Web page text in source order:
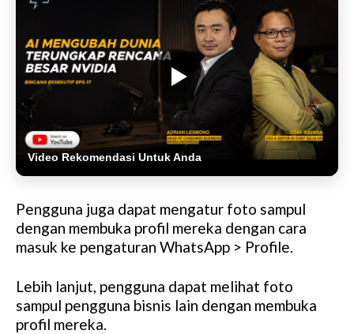
Video Rekomendasi Untuk Anda
Pengguna juga dapat mengatur foto sampul
dengan membuka profil mereka dengan cara
masuk ke pengaturan WhatsApp > Profile.
Lebih lanjut, pengguna dapat melihat foto
sampul pengguna bisnis lain dengan membuka
profil mereka.